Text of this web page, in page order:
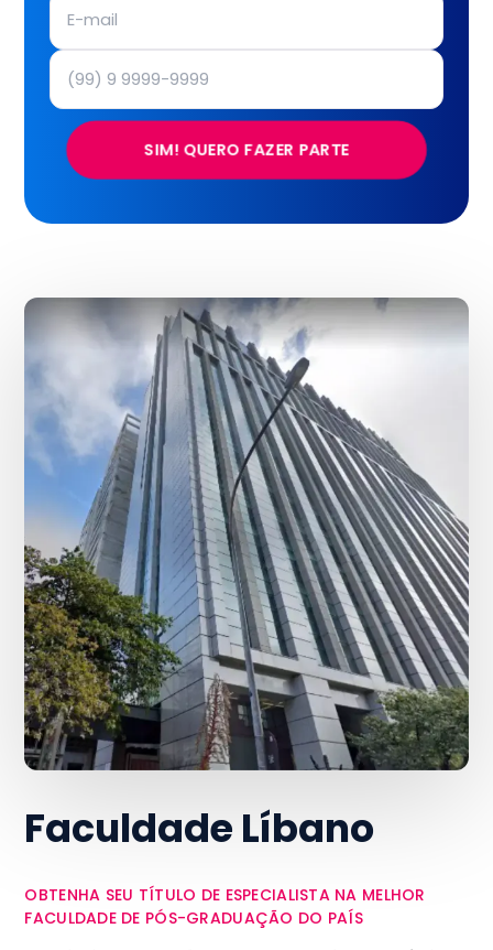
SIM! QUERO FAZER PARTE
Faculdade Líbano
OBTENHA SEU TÍTULO DE ESPECIALISTA NA MELHOR
FACULDADE DE PÓS-GRADUAÇÃO DO PAÍS